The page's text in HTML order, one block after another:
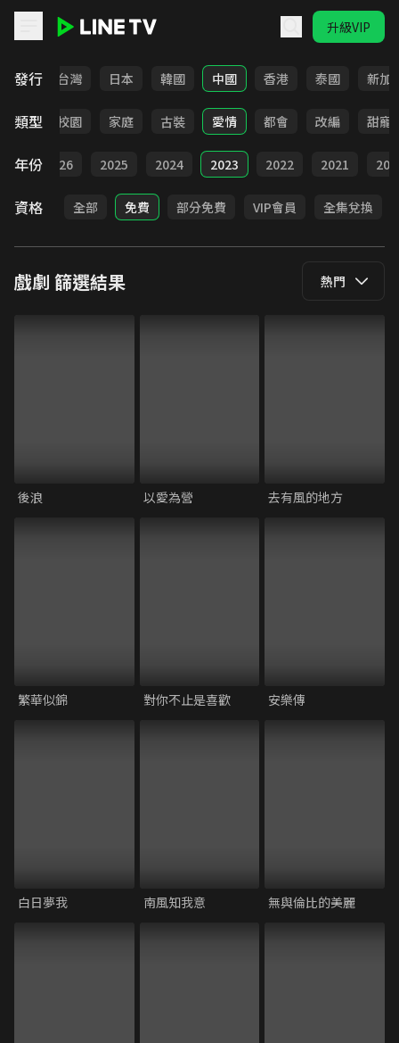
升級VIP
發行
全部 台灣 日本 韓國 中國 香港 泰國 新加
類型
職場 校園 家庭 古裝 愛情 都會 改編 甜寵
年份
部 2026 2025 2024 2023 2022 2021
資格 全部 免費 部分免費 VIP會員 全集兌換
戲劇 篩選結果 熱門
後浪 以愛為營 去有風的地方
繁華似錦 對你不止是喜歡 安樂傳
白日夢我 南風知我意 無與倫比的美麗